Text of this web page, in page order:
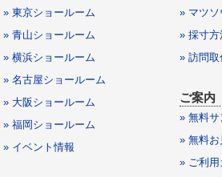
» 東京ショールーム
» 青山ショールーム
» 横浜ショールーム
» 名古屋ショールーム
» 大阪ショールーム
» 福岡ショールーム
» イベント情報
» マツソ
» 採寸
» 訪問取
ご案内
» 無料サ
» 無料お
» ご利用